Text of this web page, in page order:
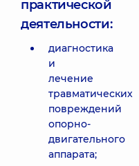
практической
деятельности:
диагностика
и
лечение
травматических
повреждений
опорно-
двигательного
аппарата;